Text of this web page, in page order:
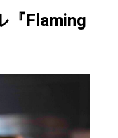
『Flaming